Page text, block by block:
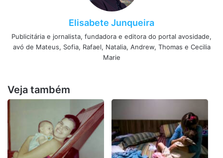
Elisabete Junqueira
Publicitária e jornalista, fundadora e editora do portal avosidade,
avó de Mateus, Sofia, Rafael, Natalia, Andrew, Thomas e Cecilia
Marie
Veja também